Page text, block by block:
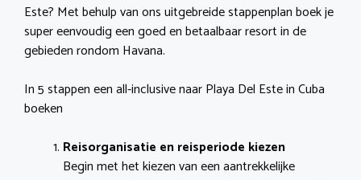
Este? Met behulp van ons uitgebreide stappenplan boek je
super eenvoudig een goed en betaalbaar resort in de
gebieden rondom Havana.
In 5 stappen een all-inclusive naar Playa Del Este in Cuba
boeken
Reisorganisatie en reisperiode kiezen
Begin met het kiezen van een aantrekkelijke